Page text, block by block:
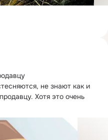
не знают как и
Хотя это очень